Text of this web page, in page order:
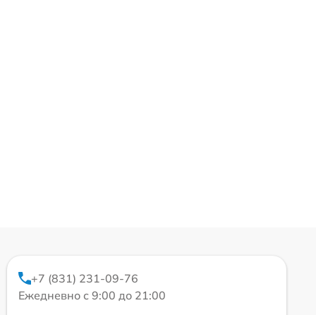
+7 (831) 231-09-76
Ежедневно с 9:00 до 21:00